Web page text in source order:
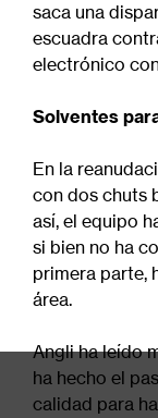
saca una
escuadra
electrónico
Solventes
En la
con dos chuts
así, el equipo
si bien no ha
primera parte,
área.
Angli ha leído
ha hecho el
calidad para